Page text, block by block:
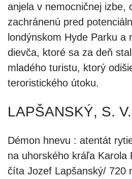
anjela v nemocničnej izbe,
zachránenú pred
londýnskom Hyde Parku a
dievča, ktoré sa za deň
mladého turistu, ktorý
teroristického útoku.
LAPŠANSKÝ, S. V.
Démon hnevu : atentát
na uhorského kráľa Karola
číta Jozef Lapšanský/ 720